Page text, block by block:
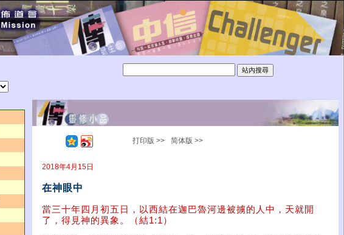
打印版 >> 简体版 >>
2018年4月15日
在神眼中
當三十年四月初五日，以西結在迦巴魯河邊被擄的人中，天就開
了，得見神的異象。（結1:1）